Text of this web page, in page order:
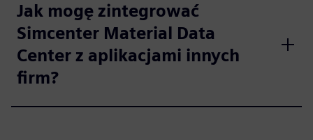
Jak mogę zintegrować
Simcenter Material Data
Center z aplikacjami innych
firm?